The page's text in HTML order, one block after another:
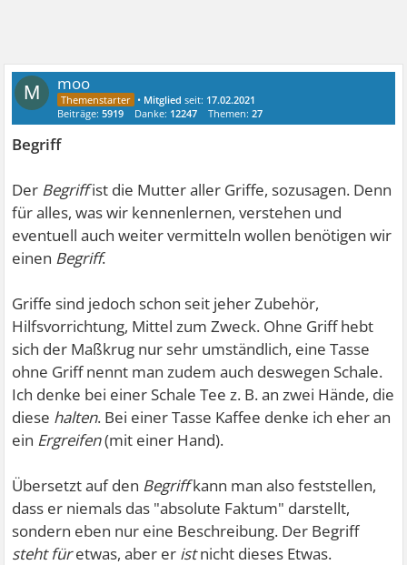
M moo
• Mitglied seit: 17.02.2021
Beiträge:5919 Danke: 12247 Themen:27
Begriff
Der Begriffist die Mutter aller Griffe, sozusagen. Denn
für alles, was wir kennenlernen, verstehen und
eventuell auch weiter vermitteln wollen benötigen wir
einen Begriff.
Griffe sind jedoch schon seit jeher Zubehör,
Hilfsvorrichtung, Mittel zum Zweck. Ohne Griff hebt
sich der Maßkrug nur sehr umständlich, eine Tasse
ohne Griff nennt man zudem auch deswegen Schale.
Ich denke bei einer Schale Tee z. B. an zwei Hände, die
diese halten. Bei einer Tasse Kaffee denke ich eher an
ein Ergreifen(mit einer Hand).
Übersetzt auf den Begriffkann man also feststellen,
dass er niemals das "absolute Faktum" darstellt,
sondern eben nur eine Beschreibung. Der Begriff
steht füretwas, aber er istnicht dieses Etwas.